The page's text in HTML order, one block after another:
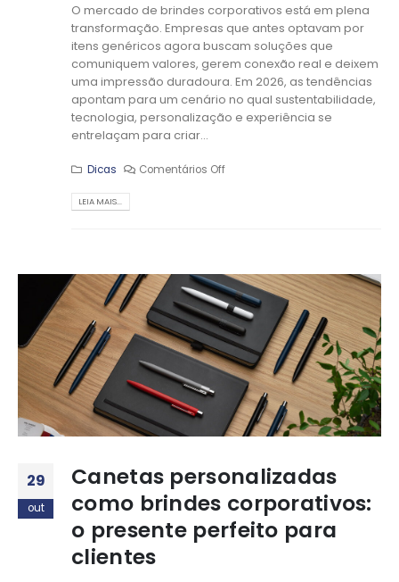
O mercado de brindes corporativos está em plena
transformação. Empresas que antes optavam por
itens genéricos agora buscam soluções que
comuniquem valores, gerem conexão real e deixem
uma impressão duradoura. Em 2026, as tendências
apontam para um cenário no qual sustentabilidade,
tecnologia, personalização e experiência se
entrelaçam para criar...
Dicas Comentários Off
LEIA MAIS...
29
out
Canetas personalizadas
como brindes corporativos:
o presente perfeito para
clientes